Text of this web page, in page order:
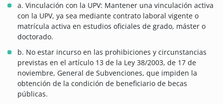
a. Vinculación con la UPV: Mantener una vinculación activa
con la UPV, ya sea mediante contrato laboral vigente o
matrícula activa en estudios oficiales de grado, máster o
doctorado.
b. No estar incurso en las prohibiciones y circunstancias
previstas en el artículo 13 de la Ley 38/2003, de 17 de
noviembre, General de Subvenciones, que impiden la
obtención de la condición de beneficiario de becas
públicas.